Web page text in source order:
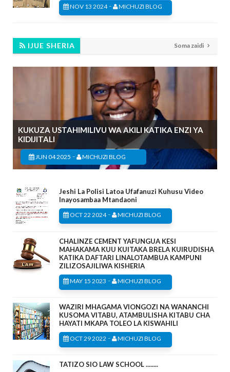
NOV 13 2024- MICHUZI BLOG
IJUE SHERIA Soma zaidi
KUKUZA USTAHIMILIVU WA AKILI KATIKA ENZI YA
KIDIJITALI
JUN 04 2025 - MICHUZI BLOG
Jeshi La Polisi Latoa Ufafanuzi Kuhusu Video
Inayosambaa Mtandaoni
OCT 22 2024- MICHUZI BLOG
CHALINZE CEMENT YAFUNGUA KESI
MAHAKAMA KUU KUITAKA BRELA KUIRUDISHA
KATIKA DAFTARI LINALOTAMBUA KAMPUNI
ZILIZOSAJILIWA KISHERIA
MAY 15 2023 - MICHUZI BLOG
WAZIRI MHAGAMA VIONGOZI NA WANANCHI
KUSOMA VITABU, ATAMBULISHA KITABU CHA
HAYATI MKAPA TOLEO LA KISWAHILI
OCT 29 2022 - MICHUZI BLOG
TATIZO SIO LAW SCHOOL ........